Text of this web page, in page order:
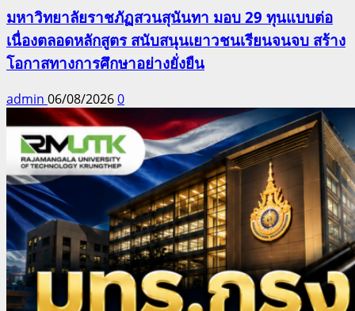
มหาวิทยาลัยราชภัฏสวนสุนันทา มอบ 29 ทุนแบบต่อ
เนื่องตลอดหลักสูตร สนับสนุนเยาวชนเรียนจนจบ สร้าง
โอกาสทางการศึกษาอย่างยั่งยืน
admin 06/08/20260